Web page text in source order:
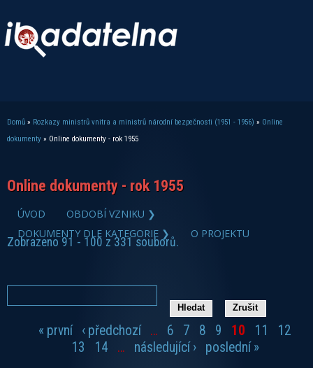
Jste zde
Domů » Rozkazy ministrů vnitra a ministrů národní bezpečnosti (1951 - 1956) » Online
dokumenty » Online dokumenty - rok 1955
Online dokumenty - rok 1955
ÚVOD
OBDOBÍ VZNIKU ❯
DOKUMENTY DLE KATEGORIE ❯
O PROJEKTU
Zobrazeno 91 - 100 z 331 souborů.
« první ‹ předchozí … 6 7 8 9 10 11
12
13
14 … následující ›
poslední »